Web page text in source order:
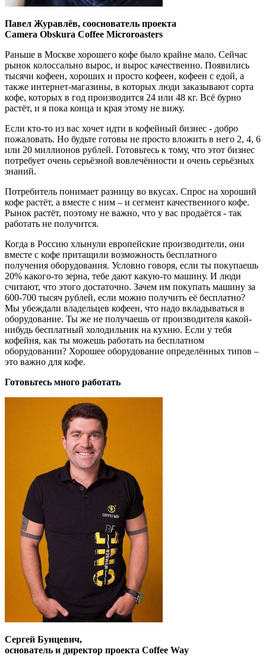
Павел Журавлёв, сооснователь проекта
Camera Obskura Coffee Microroasters
Раньше в Москве хорошего кофе было крайне мало. Сейчас
рынок колоссально вырос, и вырос качественно. Появились
тысячи кофеен, хороших и просто кофеен, кофеен с едой, а
также интернет-магазины, в которых люди заказывают сорта
кофе, которых в год производится 24 или 48 кг. Всё бурно
растёт, и я пока конца и края этому не вижу.
Если кто-то из вас хочет идти в кофейный бизнес - добро
пожаловать. Но будьте готовы не просто вложить в него 2, 4, 6
или 20 миллионов рублей. Готовьтесь к тому, что этот бизнес
потребует очень серьёзной вовлечённости и очень серьёзных
знаний.
Потребитель понимает разницу во вкусах. Спрос на хороший
кофе растёт, а вместе с ним – и сегмент качественного кофе.
Рынок растёт, поэтому не важно, что у вас продаётся - так
работать не получится.
Когда в Россию хлынули европейские производители, они
вместе с кофе притащили возможность бесплатного
получения оборудования. Условно говоря, если ты покупаешь
20% какого-то зерна, тебе дают какую-то машину. И люди
считают, что этого достаточно. Зачем им покупать машину за
600-700 тысяч рублей, если можно получить её бесплатно?
Мы убеждали владельцев кофеен, что надо вкладываться в
оборудование. Ты же не получаешь от производителя какой-
нибудь бесплатный холодильник на кухню. Если у тебя
кофейня, как ты можешь работать на бесплатном
оборудовании? Хорошее оборудование определённых типов –
это важно для кофе.
Готовьтесь много работать
Сергей Бунцевич,
основатель и директор проекта Coffee Way